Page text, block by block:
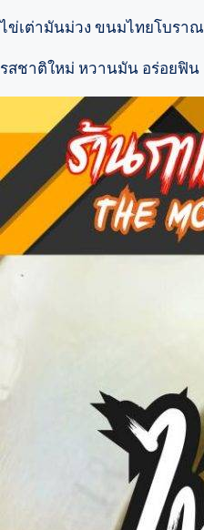
ไข่เต่ามันม่วง ขนมไทยโบราณ
รสชาติใหม่ หวานมัน อร่อยฟิน